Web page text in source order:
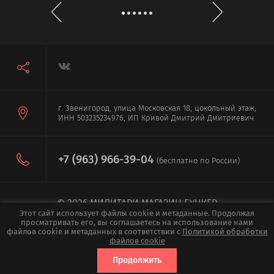
г. Звенигород, улица Московская 18, цокольный этаж,
ИНН 503235234976, ИП Кривой Дмитрий Дмитриевич
+7 (963) 966-39-04 (бесплатно по России)
© 2026 МИЛИТАРИ МАГАЗИН БУНКЕР
ПОЛИТИКА КОНФИДЕНЦИАЛЬНОСТИ
Мегагрупп.ру
Этот сайт использует файлы cookie и метаданные. Продолжая
просматривать его, вы соглашаетесь на использование нами
файлов cookie и метаданных в соответствии с Политикой обработки
файлов cookie
Продолжить